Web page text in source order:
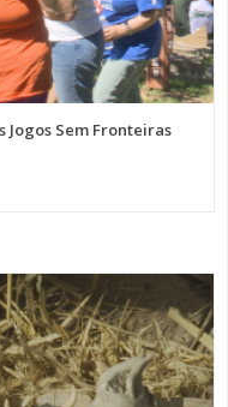
Jogos Sem Fronteiras